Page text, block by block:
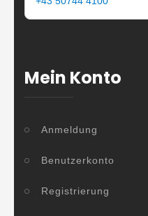
Mein Konto
Anmeldung
Benutzerkonto
Registrierung